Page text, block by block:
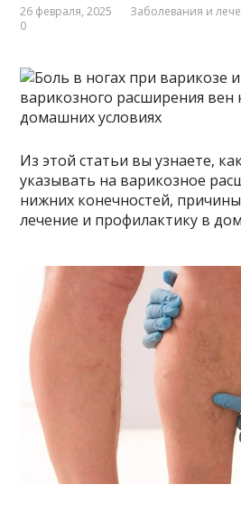
26 февраля, 2025 Заболевания и
0
Из этой статьи вы узнаете,
указывать на варикозное
нижних конечностей,
лечение и профилактику в